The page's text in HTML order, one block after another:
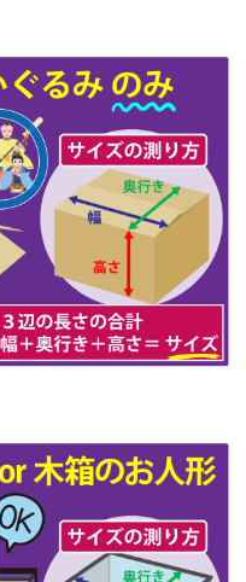
め一式で引き取っ
索でホームページを
21日(木)
月1日(火)
月21日(水)
月19日(金)
28日(火)
月10日(金)
月21日(水)
月19日(水)
8日(木)
月1日(月)